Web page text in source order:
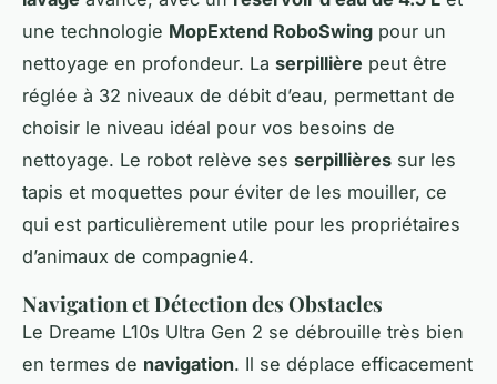
une technologie MopExtend RoboSwing pour un
nettoyage en profondeur. La serpillière peut être
réglée à 32 niveaux de débit d’eau, permettant de
choisir le niveau idéal pour vos besoins de
nettoyage. Le robot relève ses serpillières sur les
tapis et moquettes pour éviter de les mouiller, ce
qui est particulièrement utile pour les propriétaires
d’animaux de compagnie4.
Navigation et Détection des Obstacles
Le Dreame L10s Ultra Gen 2 se débrouille très bien
en termes de navigation. Il se déplace efficacement